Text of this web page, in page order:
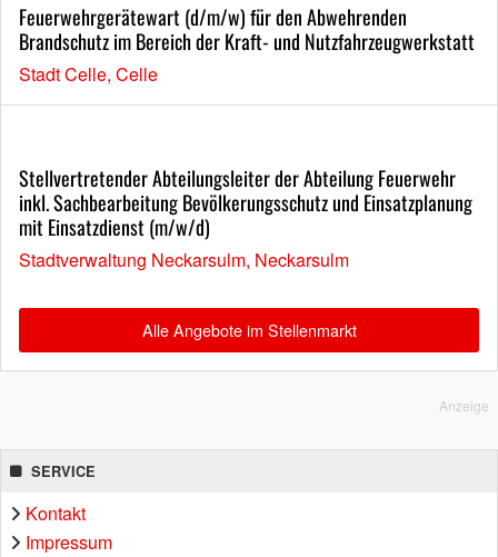
Feuerwehrgerätewart (d/m/w) für den Abwehrenden
Brandschutz im Bereich der Kraft- und Nutzfahrzeugwerkstatt
Stadt Celle, Celle
Stellvertretender Abteilungsleiter der Abteilung Feuerwehr
inkl. Sachbearbeitung Bevölkerungsschutz und Einsatzplanung
mit Einsatzdienst (m/w/d)
Stadtverwaltung Neckarsulm, Neckarsulm
Alle Angebote im Stellenmarkt
Anzeige
SERVICE
Kontakt
Impressum